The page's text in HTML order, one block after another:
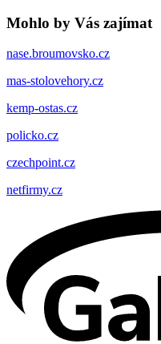
Mohlo by Vás zajímat
nase.broumovsko.cz
mas-stolovehory.cz
kemp-ostas.cz
policko.cz
czechpoint.cz
netfirmy.cz